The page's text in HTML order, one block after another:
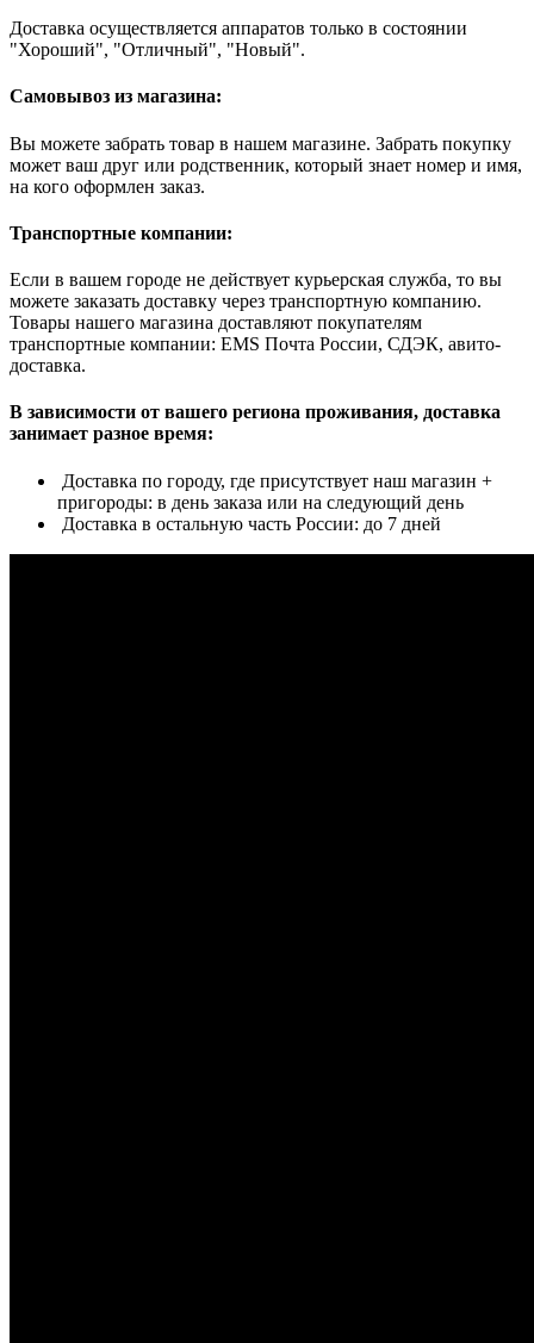
Доставка осуществляется аппаратов только в состоянии
"Хороший", "Отличный", "Новый".
Самовывоз из магазина:
Вы можете забрать товар в нашем магазине. Забрать покупку
может ваш друг или родственник, который знает номер и имя,
на кого оформлен заказ.
Транспортные компании:
Если в вашем городе не действует курьерская служба, то вы
можете заказать доставку через транспортную компанию.
Товары нашего магазина доставляют покупателям
транспортные компании: EMS Почта России, СДЭК, авито-
доставка.
В зависимости от вашего региона проживания, доставка
занимает разное время:
Доставка по городу, где присутствует наш магазин +
пригороды: в день заказа или на следующий день
Доставка в остальную часть России: до 7 дней